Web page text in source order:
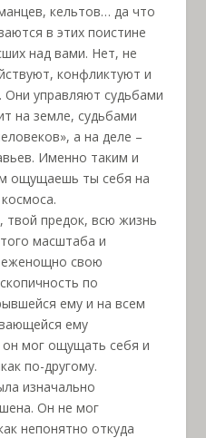
кельтов… да что
в этих поистине
над вами. Нет, не
конфликтуют и
управляют судьбами
на земле, судьбами
а на деле –
Именно таким и
ощущаешь ты себя на
предок, всю жизнь
масштаба и
свою
по
ему и на всем
ему
мог ощущать себя и
по-другому.
изначально
Он не мог
непонятно откуда